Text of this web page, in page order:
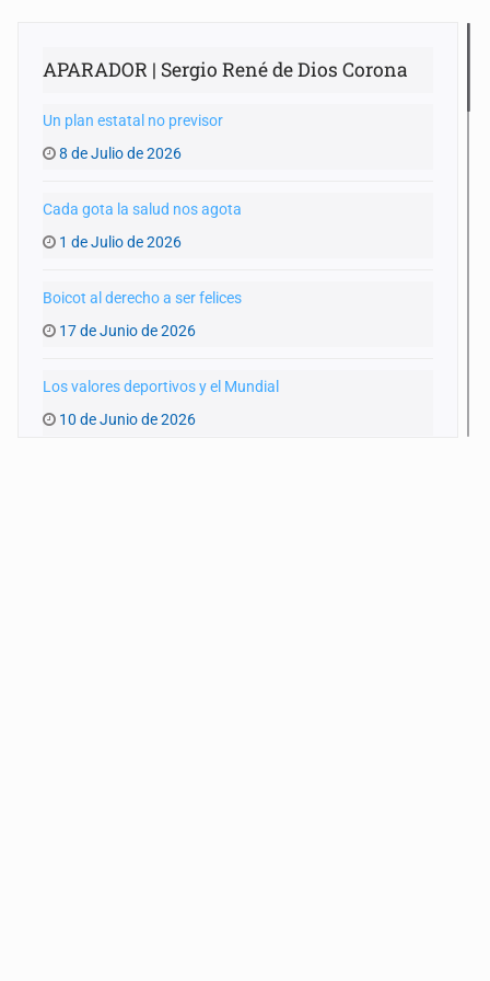
APARADOR | Sergio René de Dios Corona
Un plan estatal no previsor
8 de Julio de 2026
Cada gota la salud nos agota
1 de Julio de 2026
Boicot al derecho a ser felices
17 de Junio de 2026
Los valores deportivos y el Mundial
10 de Junio de 2026